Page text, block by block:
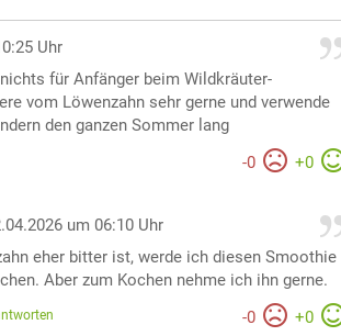
Uhr
für Anfänger beim Wildkräuter-
vom Löwenzahn sehr gerne und verwende
den ganzen Sommer lang
-0 +0
um 06:10 Uhr
eher bitter ist, werde ich diesen Smoothie
Aber zum Kochen nehme ich ihn gerne.
-0 +0